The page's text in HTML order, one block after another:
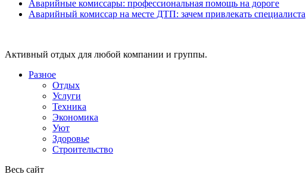
Аварийные комиссары: профессиональная помощь на дороге
Аварийный комиссар на месте ДТП: зачем привлекать специалиста
Активный отдых для любой компании и группы.
Разное
Отдых
Услуги
Техника
Экономика
Уют
Здоровье
Строительство
Весь сайт